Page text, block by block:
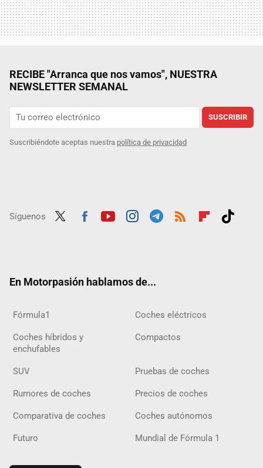
RECIBE "Arranca que nos vamos", NUESTRA
NEWSLETTER SEMANAL
SUSCRIBIR
Suscribiéndote aceptas nuestra política de privacidad
Síguenos
En Motorpasión hablamos de...
Fórmula1 Coches eléctricos
Coches híbridos y
enchufables
Compactos
SUV Pruebas de coches
Rumores de coches Precios de coches
Comparativa de coches Coches autónomos
Futuro Mundial de Fórmula 1